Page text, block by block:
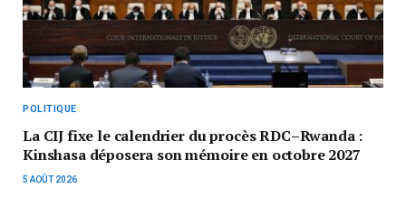
POLITIQUE
La CIJ fixe le calendrier du procès RDC–Rwanda :
Kinshasa déposera son mémoire en octobre 2027
5 AOÛT 2026